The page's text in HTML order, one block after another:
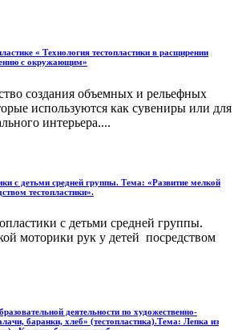
« Технология тестопластики в расщирении
с окружающим»
создания объемных и рельефных
используются как сувениры или для
интерьера....
с детьми средней группы. Тема: «Развитие мелкой
тестопластики».
с детьми средней группы.
моторики рук у детей посредством
деятельности по художественно-
баранки, хлеб» (тестопластика).Тема: Лепка из